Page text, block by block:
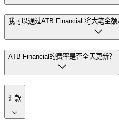
我可以通过ATB Financial 将大笔金额
ATB Financial的费率是否全天更新？
汇款